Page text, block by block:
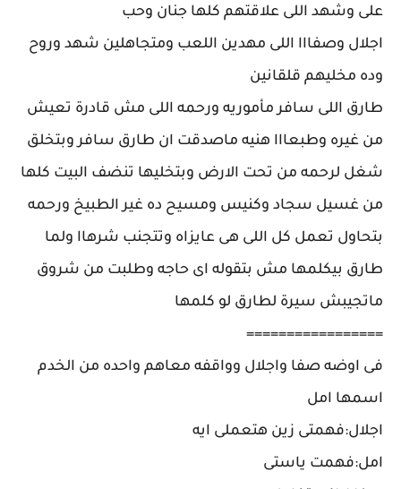
على وشهد اللى علاقتهم كلها جنان وحب
اجلال وصفااا اللى مهدين اللعب ومتجاهلين شهد وروح
وده مخليهم قلقانين
طارق اللى سافر مأموريه ورحمه اللى مش قادرة تعيش
من غيره وطبعااا هنيه ماصدقت ان طارق سافر وبتخلق
شغل لرحمه من تحت الارض وبتخليها تنضف البيت كلها
من غسيل سجاد وكنيس ومسيح ده غير الطبيخ ورحمه
بتحاول تعمل كل اللى هى عايزاه وتتجنب شرهاا ولما
طارق بيكلمها مش بتقوله اى حاجه وطلبت من شروق
ماتجيبش سيرة لطارق لو كلمها
=================
فى اوضه صفا واجلال وواقفه معاهم واحده من الخدم
اسمها امل
اجلال:فهمتى زين هتعملى ايه
امل:فهمت ياستى